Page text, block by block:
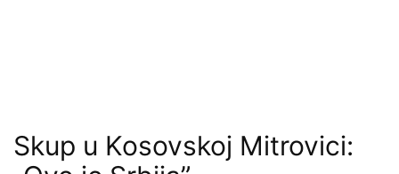
Skup u Kosovskoj Mitrovici: